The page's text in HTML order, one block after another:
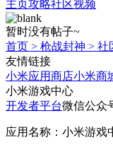
主页攻略社区视频
暂时没有帖子~
首页 > 枪战封神 > 社
友情链接
小米应用商店小米商
小米游戏中心
开发者平台微信公众
应用名称：小米游戏